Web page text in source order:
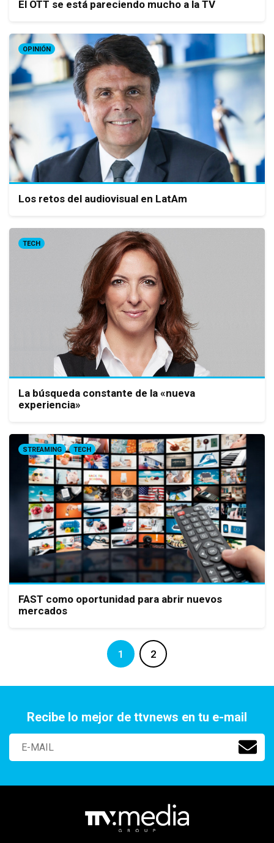
El OTT se está pareciendo mucho a la TV
OPINIÓN
Los retos del audiovisual en LatAm
TECH
La búsqueda constante de la «nueva
experiencia»
STREAMING TECH
FAST como oportunidad para abrir nuevos
mercados
1 2
Recibe lo mejor de ttvnews en tu e-mail